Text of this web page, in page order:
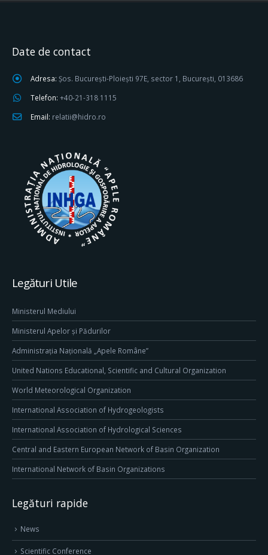
Date de contact
Adresa: Șos. București-Ploiești 97E, sector 1, București, 013686
Telefon: +40-21-318 1115
Email: relatii@hidro.ro
Legături Utile
Ministerul Mediului
Ministerul Apelor și Pădurilor
Administrația Națională „Apele Române”
United Nations Educational, Scientific and Cultural Organization
World Meteorological Organization
International Association of Hydrogeologists
International Association of Hydrological Sciences
Central and Eastern European Network of Basin Organization
International Network of Basin Organizations
Legături rapide
News
Scientific Conference